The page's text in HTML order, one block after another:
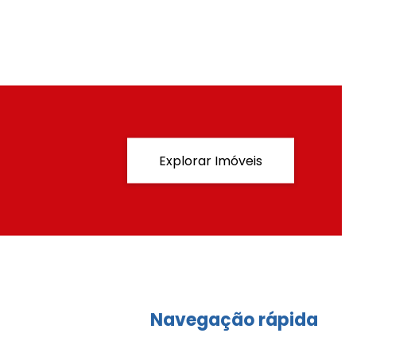
Explorar Imóveis
Navegação rápida